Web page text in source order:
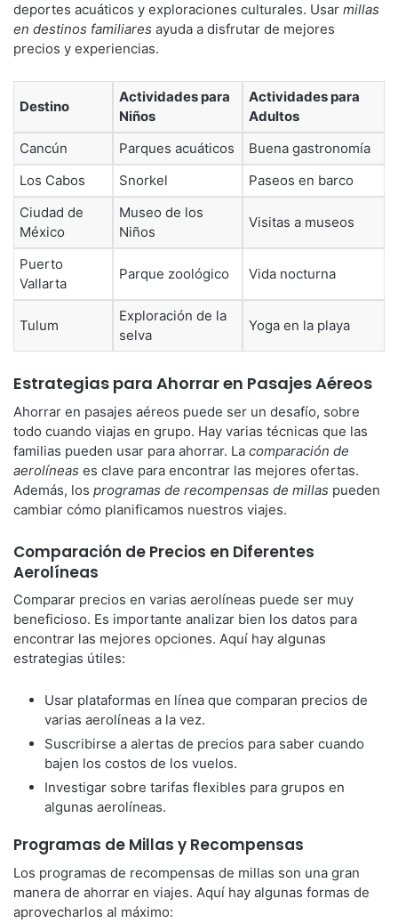
deportes acuáticos y exploraciones culturales. Usar millas
en destinos familiares ayuda a disfrutar de mejores
precios y experiencias.
Destino
Actividades para
Niños
Actividades para
Adultos
Cancún
Parques acuáticos
Buena gastronomía
Los Cabos
Snorkel
Paseos en barco
Ciudad de
México
Museo de los
Niños
Visitas a museos
Puerto
Vallarta
Parque zoológico Vida nocturna
Tulum
Exploración de la
selva
Yoga en la playa
Estrategias para Ahorrar en Pasajes Aéreos
Ahorrar en pasajes aéreos puede ser un desafío, sobre
todo cuando viajas en grupo. Hay varias técnicas que las
familias pueden usar para ahorrar. La comparación de
aerolíneas es clave para encontrar las mejores ofertas.
Además, los programas de recompensas de millas pueden
cambiar cómo planificamos nuestros viajes.
Comparación de Precios en Diferentes
Aerolíneas
Comparar precios en varias aerolíneas puede ser muy
beneficioso. Es importante analizar bien los datos para
encontrar las mejores opciones. Aquí hay algunas
estrategias útiles:
Usar plataformas en línea que comparan precios de
varias aerolíneas a la vez.
Suscribirse a alertas de precios para saber cuando
bajen los costos de los vuelos.
Investigar sobre tarifas flexibles para grupos en
algunas aerolíneas.
Programas de Millas y Recompensas
Los programas de recompensas de millas son una gran
manera de ahorrar en viajes. Aquí hay algunas formas de
aprovecharlos al máximo: